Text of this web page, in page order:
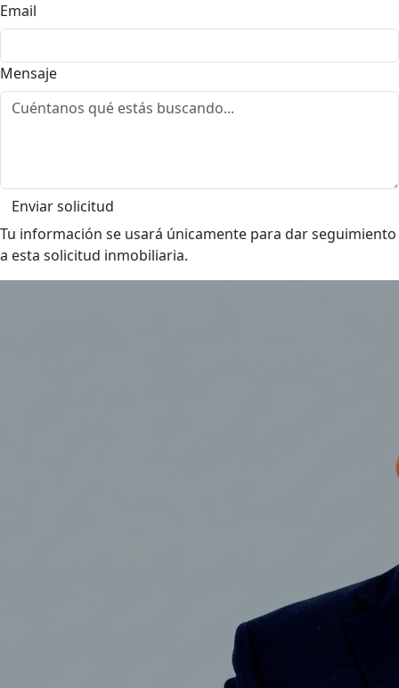
Email
Mensaje
Enviar solicitud
Tu información se usará únicamente para dar seguimiento
a esta solicitud inmobiliaria.